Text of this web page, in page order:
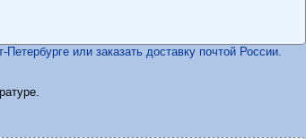
или заказать доставку почтой России.